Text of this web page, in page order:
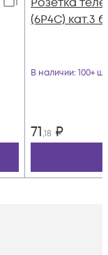
(6P4C) кат.3
В наличии: 100+ шт
71,18 ₽